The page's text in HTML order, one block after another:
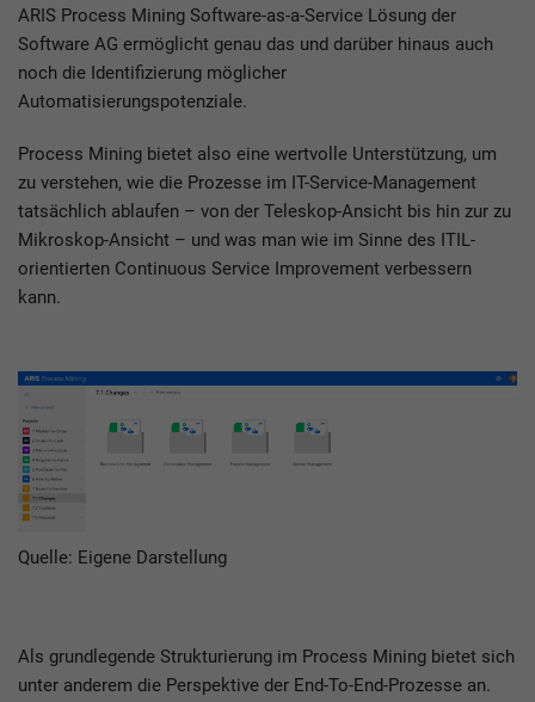
ARIS Process Mining Software-as-a-Service Lösung der
Software AG ermöglicht genau das und darüber hinaus auch
noch die Identifizierung möglicher
Automatisierungspotenziale.
Process Mining bietet also eine wertvolle Unterstützung, um
zu verstehen, wie die Prozesse im IT-Service-Management
tatsächlich ablaufen – von der Teleskop-Ansicht bis hin zur zu
Mikroskop-Ansicht – und was man wie im Sinne des ITIL-
orientierten Continuous Service Improvement verbessern
kann.
Quelle: Eigene Darstellung
Als grundlegende Strukturierung im Process Mining bietet sich
unter anderem die Perspektive der End-To-End-Prozesse an.